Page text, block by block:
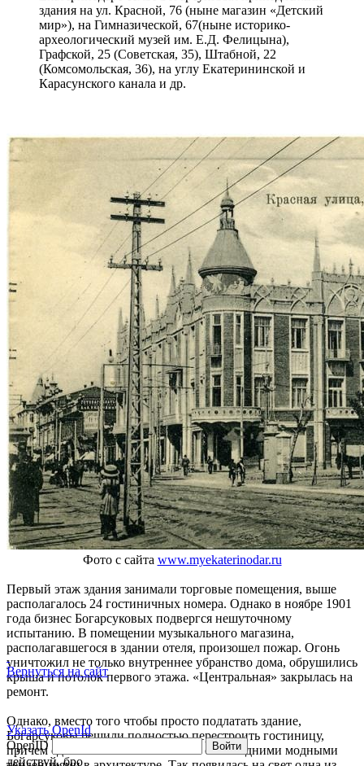
Вернуться на сайт
Указать OpenId
OpenID
Войти
действуй, бро
здания на ул. Красной, 76 (ныне магазин «Детский
мир»), на Гимназической, 67(ныне историко-
археологический музей им. Е.Д. Фелицына),
Графской, 25 (Советская, 35), Штабной, 22
(Комсомольская, 36), на углу Екатерининской и
Карасунского канала и др.
Фото с сайта www.myekaterinodar.ru
Первый этаж здания занимали торговые помещения, выше
располагалось 24 гостиничных номера. Однако в ноябре 1901
года бизнес Богарсуковых подвергся нешуточному
испытанию. В помещении музыкального магазина,
располагавшегося в здании отеля, произошел пожар. Огонь
уничтожил не только внутреннее убранство дома, обрушились
крыша и потолок первого этажа. «Центральная» закрылась на
ремонт.
Однако, вместо того чтобы просто подлатать здание,
Богарсуковы решили полностью перестроить гостиницу,
причем сделать это в соответствии с последними модными